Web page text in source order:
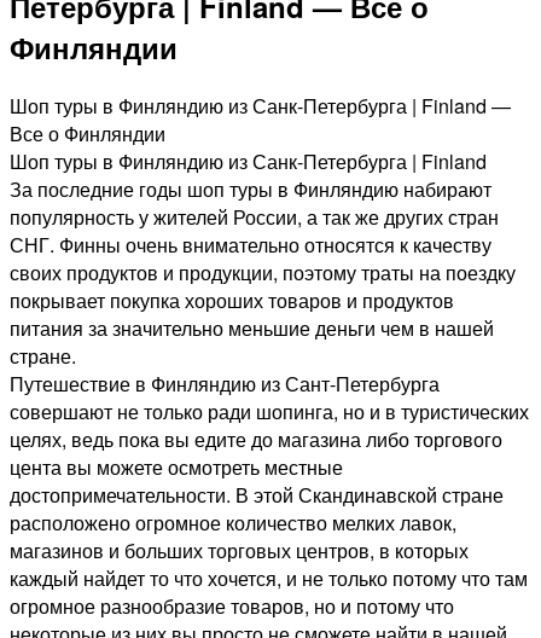
Финляндии
Шоп туры в Финляндию из Санк-Петербурга | Finland —
Все о Финляндии
Шоп туры в Финляндию из Санк-Петербурга | Finland
За последние годы шоп туры в Финляндию набирают
популярность у жителей России, а так же других стран
СНГ. Финны очень внимательно относятся к качеству
своих продуктов и продукции, поэтому траты на поездку
покрывает покупка хороших товаров и продуктов
питания за значительно меньшие деньги чем в нашей
стране.
Путешествие в Финляндию из Сант-Петербурга
совершают не только ради шопинга, но и в туристических
целях, ведь пока вы едите до магазина либо торгового
цента вы можете осмотреть местные
достопримечательности. В этой Скандинавской стране
расположено огромное количество мелких лавок,
магазинов и больших торговых центров, в которых
каждый найдет то что хочется, и не только потому что там
огромное разнообразие товаров, но и потому что